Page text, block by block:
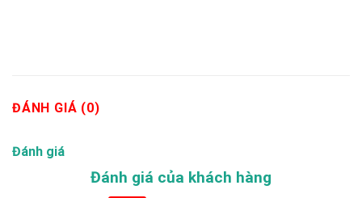
ĐÁNH GIÁ (0)
Đánh giá
Đánh giá của khách hàng